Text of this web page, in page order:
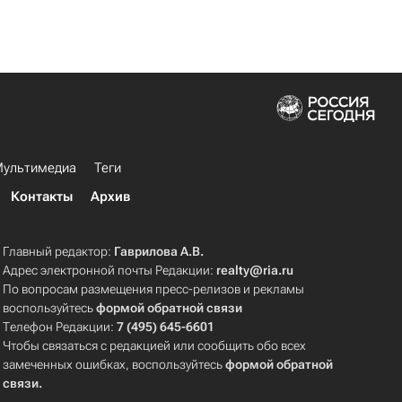
Теги
Контакты
Архив
Главный редактор: Гаврилова А.В.
Адрес электронной почты Редакции: realty@ria.ru
По вопросам размещения пресс-релизов и рекламы
воспользуйтесьформой обратной связи
Телефон Редакции:7 (495) 645-6601
Чтобы связаться с редакцией или сообщить обо всех
замеченных ошибках, воспользуйтесьформой обратной
связи.